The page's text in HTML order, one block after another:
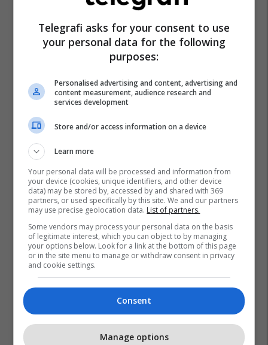
Arbresha Grabovci-Nixha
Krenare Vokshi Shala
#hashtag
Rtv Dukagjini
Telegrafi asks for your consent to use
your personal data for the following
purposes:
Personalised advertising and content, advertising and
content measurement, audience research and
services development
Store and/or access information on a device
Learn more
Your personal data will be processed and information from
your device (cookies, unique identifiers, and other device
data) may be stored by, accessed by and shared with 369
partners, or used specifically by this site. We and our partners
may use precise geolocation data. List of partners.
Some vendors may process your personal data on the basis
of legitimate interest, which you can object to by managing
your options below. Look for a link at the bottom of this page
or in the site menu to manage or withdraw consent in privacy
and cookie settings.
Consent
Manage options